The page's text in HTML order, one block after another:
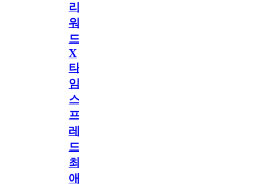
리
워
드
X
타
임
스
프
레
드]
최
애